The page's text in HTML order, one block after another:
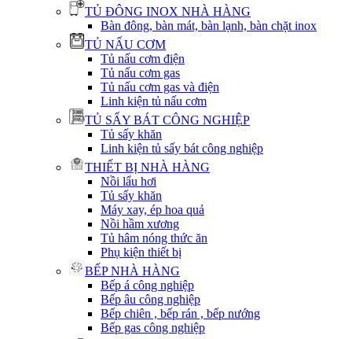
TỦ ĐÔNG INOX NHÀ HÀNG
Bàn đông, bàn mát, bàn lạnh, bàn chặt inox
TỦ NẤU CƠM
Tủ nấu cơm điện
Tủ nấu cơm gas
Tủ nấu cơm gas và điện
Linh kiện tủ nấu cơm
TỦ SẤY BÁT CÔNG NGHIỆP
Tủ sấy khăn
Linh kiện tủ sấy bát công nghiệp
THIẾT BỊ NHÀ HÀNG
Nồi lẩu hơi
Tủ sấy khăn
Máy xay, ép hoa quả
Nồi hầm xương
Tủ hâm nóng thức ăn
Phụ kiện thiết bị
BẾP NHÀ HÀNG
Bếp á công nghiệp
Bếp âu công nghiệp
Bếp chiên , bếp rán , bếp nướng
Bếp gas công nghiệp